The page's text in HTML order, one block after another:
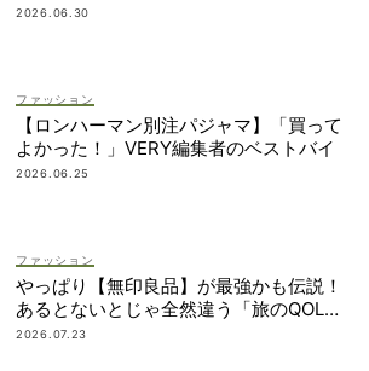
2026.06.30
ファッション
【ロンハーマン別注パジャマ】「買って
よかった！」VERY編集者のベストバイ
2026.06.25
ファッション
やっぱり【無印良品】が最強かも伝説！
あるとないとじゃ全然違う「旅のQOL爆
上げアイテム」
2026.07.23